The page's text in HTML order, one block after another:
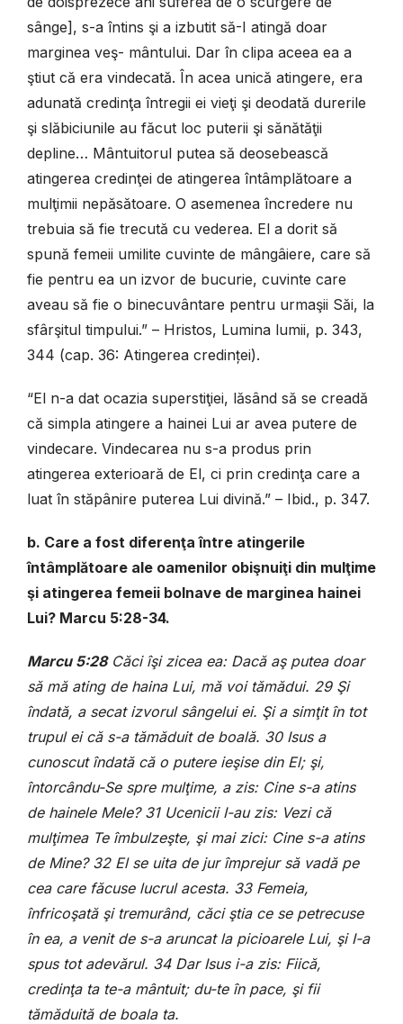
sânge], s-a întins şi a izbutit să-I atingă doar
marginea veş- mântului. Dar în clipa aceea ea a
ştiut că era vindecată. În acea unică atingere, era
adunată credinţa întregii ei vieţi şi deodată durerile
şi slăbiciunile au făcut loc puterii şi sănătăţii
depline… Mântuitorul putea să deosebească
atingerea credinţei de atingerea întâmplătoare a
mulţimii nepăsătoare. O asemenea încredere nu
trebuia să fie trecută cu vederea. El a dorit să
spună femeii umilite cuvinte de mângâiere, care să
fie pentru ea un izvor de bucurie, cuvinte care
aveau să fie o binecuvântare pentru urmaşii Săi, la
sfârşitul timpului.” – Hristos, Lumina lumii, p. 343,
344 (cap. 36: Atingerea credinței).
“El n-a dat ocazia superstiţiei, lăsând să se creadă
că simpla atingere a hainei Lui ar avea putere de
vindecare. Vindecarea nu s-a produs prin
atingerea exterioară de El, ci prin credinţa care a
luat în stăpânire puterea Lui divină.” – Ibid., p. 347.
b. Care a fost diferenţa între atingerile
întâmplătoare ale oamenilor obişnuiţi din mulţime
şi atingerea femeii bolnave de marginea hainei
Lui? Marcu 5:28-34.
Marcu 5:28Căci îşi zicea ea: Dacă aş putea doar
să mă ating de haina Lui, mă voi tămădui. 29 Şi
îndată, a secat izvorul sângelui ei. Şi a simţit în tot
trupul ei că s-a tămăduit de boală. 30 Isus a
cunoscut îndată că o putere ieşise din El; şi,
întorcându-Se spre mulţime, a zis: Cine s-a atins
de hainele Mele? 31 Ucenicii I-au zis: Vezi că
mulţimea Te îmbulzeşte, şi mai zici: Cine s-a atins
de Mine? 32 El se uita de jur împrejur să vadă pe
cea care făcuse lucrul acesta. 33 Femeia,
înfricoşată şi tremurând, căci ştia ce se petrecuse
în ea, a venit de s-a aruncat la picioarele Lui, şi I-a
spus tot adevărul. 34 Dar Isus i-a zis: Fiică,
credinţa ta te-a mântuit; du-te în pace, şi fii
tămăduită de boala ta.